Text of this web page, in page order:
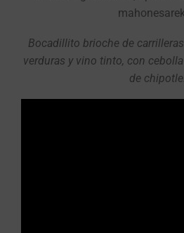
Bocadillito brioche de
verduras y vino tinto, con
de chipotle.